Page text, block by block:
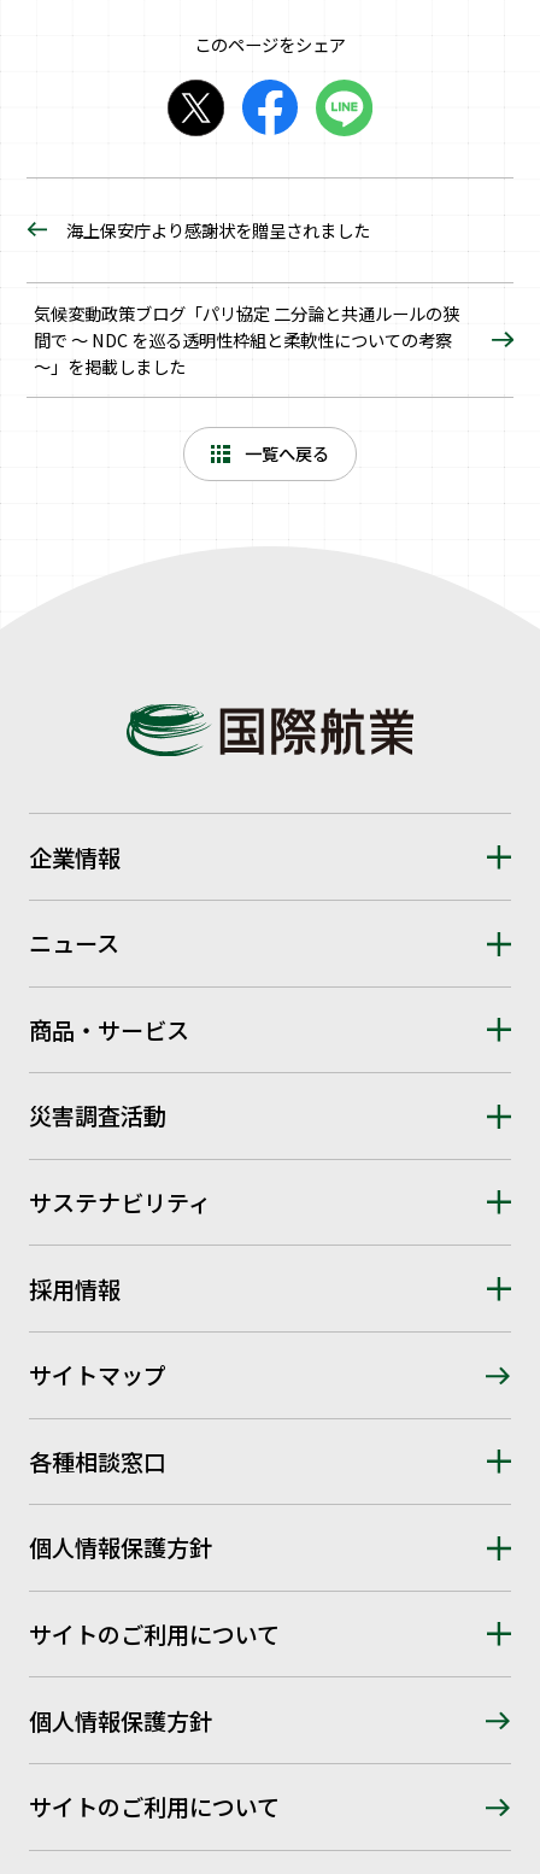
このページをシェア
海上保安庁より感謝状を贈呈されました
気候変動政策ブログ「パリ協定 二分論と共通ルールの狭
間で ～ NDC を巡る透明性枠組と柔軟性についての考察
～」を掲載しました
一覧へ戻る
企業情報
ニュース
商品・サービス
災害調査活動
サステナビリティ
採用情報
サイトマップ
各種相談窓口
個人情報保護方針
サイトのご利用について
個人情報保護方針
サイトのご利用について